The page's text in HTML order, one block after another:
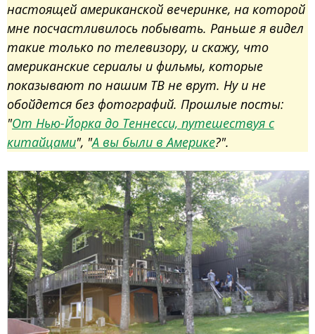
настоящей американской вечеринке, на которой
мне посчастливилось побывать. Раньше я видел
такие только по телевизору, и скажу, что
американские сериалы и фильмы, которые
показывают по нашим ТВ не врут. Ну и не
обойдется без фотографий. Прошлые посты:
"От Нью-Йорка до Теннесси, путешествуя с
китайцами", "А вы были в Америке?".